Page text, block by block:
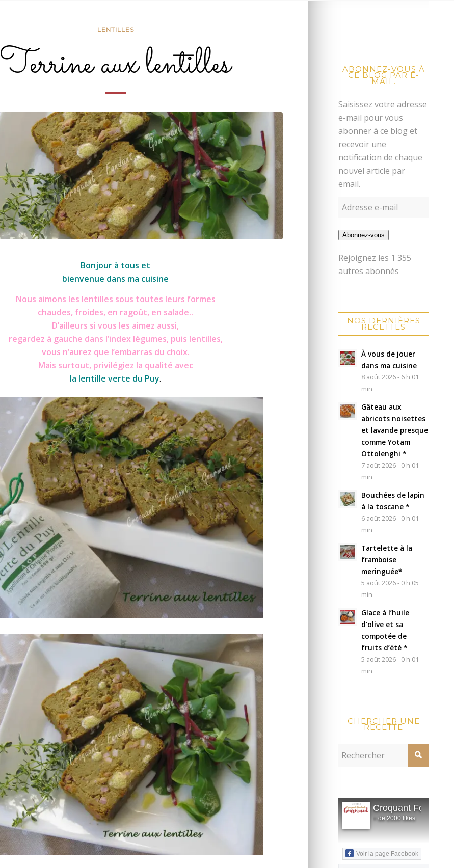
LENTILLES
Terrine aux lentilles
Bonjour à tous et
bienvenue dans ma cuisine
Nous aimons les lentilles sous toutes leurs formes
chaudes, froides, en ragoût, en salade..
D’ailleurs si vous les aimez aussi,
regardez à gauche dans l’index légumes, puis lentilles,
vous n’aurez que l’embarras du choix.
Mais surtout, privilégiez la qualité avec
la lentille verte du Puy.
ABONNEZ-VOUS À
CE BLOG PAR E-
MAIL.
Saisissez votre adresse
e-mail pour vous
abonner à ce blog et
recevoir une
notification de chaque
nouvel article par
email.
Abonnez-vous
Rejoignez les 1 355
autres abonnés
NOS DERNIÈRES
RECETTES
À vous de jouer
dans ma cuisine
8 août 2026 - 6 h 01
min
Gâteau aux
abricots noisettes
et lavande presque
comme Yotam
Ottolenghi *
7 août 2026 - 0 h 01
min
Bouchées de lapin
à la toscane *
6 août 2026 - 0 h 01
min
Tartelette à la
framboise
meringuée*
5 août 2026 - 0 h 05
min
Glace à l’huile
d’olive et sa
compotée de
fruits d’été *
5 août 2026 - 0 h 01
min
CHERCHER UNE
RECETTE
Croquant Fondant
+ de 2000 likes
Voir la page Facebook